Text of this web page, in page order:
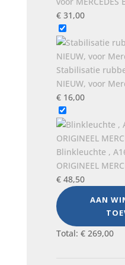
€31,00
Stabilisatie
NIEUW, voor
€16,00
Blinkleuchte ,
ORIGINEEL
€48,50
AAN
Total: €269,00